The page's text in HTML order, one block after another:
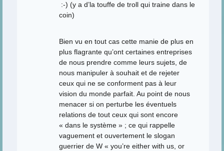
:-) (y a d’la touffe de troll qui traine dans le
coin)
Bien vu en tout cas cette manie de plus en
plus flagrante qu’ont certaines entreprises
de nous prendre comme leurs sujets, de
nous manipuler à souhait et de rejeter
ceux qui ne se conforment pas à leur
vision du monde parfait. Au point de nous
menacer si on perturbe les éventuels
relations de tout ceux qui sont encore
« dans le système » ; ce qui rappelle
vaguement et ouvertement le slogan
guerrier de W « you’re either with us, or